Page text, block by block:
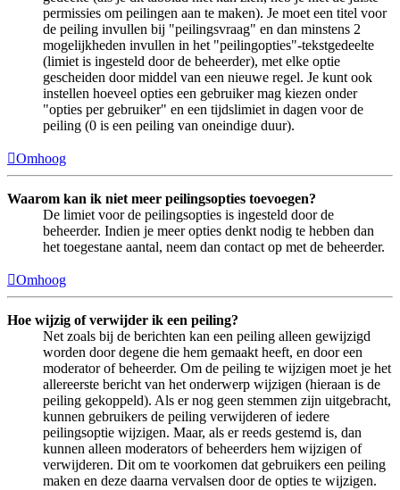
permissies om peilingen aan te maken). Je moet een titel voor
de peiling invullen bij "peilingsvraag" en dan minstens 2
mogelijkheden invullen in het "peilingopties"-tekstgedeelte
(limiet is ingesteld door de beheerder), met elke optie
gescheiden door middel van een nieuwe regel. Je kunt ook
instellen hoeveel opties een gebruiker mag kiezen onder
"opties per gebruiker" en een tijdslimiet in dagen voor de
peiling (0 is een peiling van oneindige duur).
Omhoog
Waarom kan ik niet meer peilingsopties toevoegen?
De limiet voor de peilingsopties is ingesteld door de
beheerder. Indien je meer opties denkt nodig te hebben dan
het toegestane aantal, neem dan contact op met de beheerder.
Omhoog
Hoe wijzig of verwijder ik een peiling?
Net zoals bij de berichten kan een peiling alleen gewijzigd
worden door degene die hem gemaakt heeft, en door een
moderator of beheerder. Om de peiling te wijzigen moet je het
allereerste bericht van het onderwerp wijzigen (hieraan is de
peiling gekoppeld). Als er nog geen stemmen zijn uitgebracht,
kunnen gebruikers de peiling verwijderen of iedere
peilingsoptie wijzigen. Maar, als er reeds gestemd is, dan
kunnen alleen moderators of beheerders hem wijzigen of
verwijderen. Dit om te voorkomen dat gebruikers een peiling
maken en deze daarna vervalsen door de opties te wijzigen.